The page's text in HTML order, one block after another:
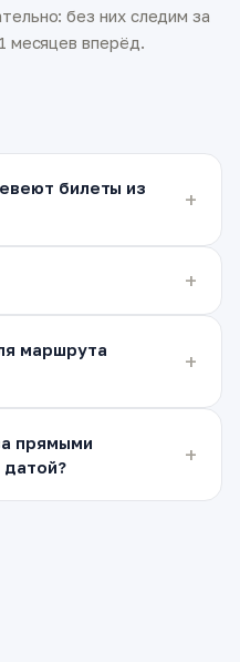
без них следим за
месяцев вперёд.
билеты из
маршрута
прямыми
датой?